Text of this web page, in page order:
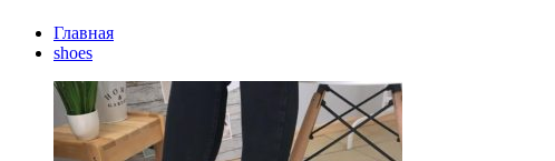
Главная
shoes